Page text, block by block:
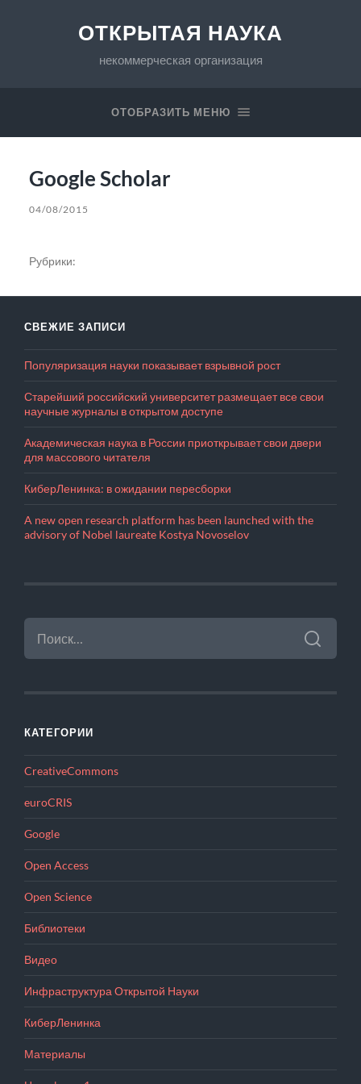
ОТКРЫТАЯ НАУКА
некоммерческая организация
ОТОБРАЗИТЬ МЕНЮ
Google Scholar
04/08/2015
Рубрики:
СВЕЖИЕ ЗАПИСИ
Популяризация науки показывает взрывной рост
Старейший российский университет размещает все свои
научные журналы в открытом доступе
Академическая наука в России приоткрывает свои двери
для массового читателя
КиберЛенинка: в ожидании пересборки
A new open research platform has been launched with the
advisory of Nobel laureate Kostya Novoselov
НАЙТИ:
КАТЕГОРИИ
CreativeCommons
euroCRIS
Google
Open Access
Open Science
Библиотеки
Видео
Инфраструктура Открытой Науки
КиберЛенинка
Материалы